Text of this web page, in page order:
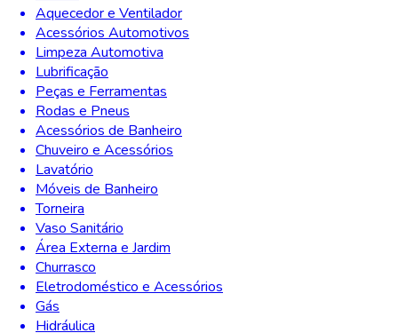
Aquecedor e Ventilador
Acessórios Automotivos
Limpeza Automotiva
Lubrificação
Peças e Ferramentas
Rodas e Pneus
Acessórios de Banheiro
Chuveiro e Acessórios
Lavatório
Móveis de Banheiro
Torneira
Vaso Sanitário
Área Externa e Jardim
Churrasco
Eletrodoméstico e Acessórios
Gás
Hidráulica